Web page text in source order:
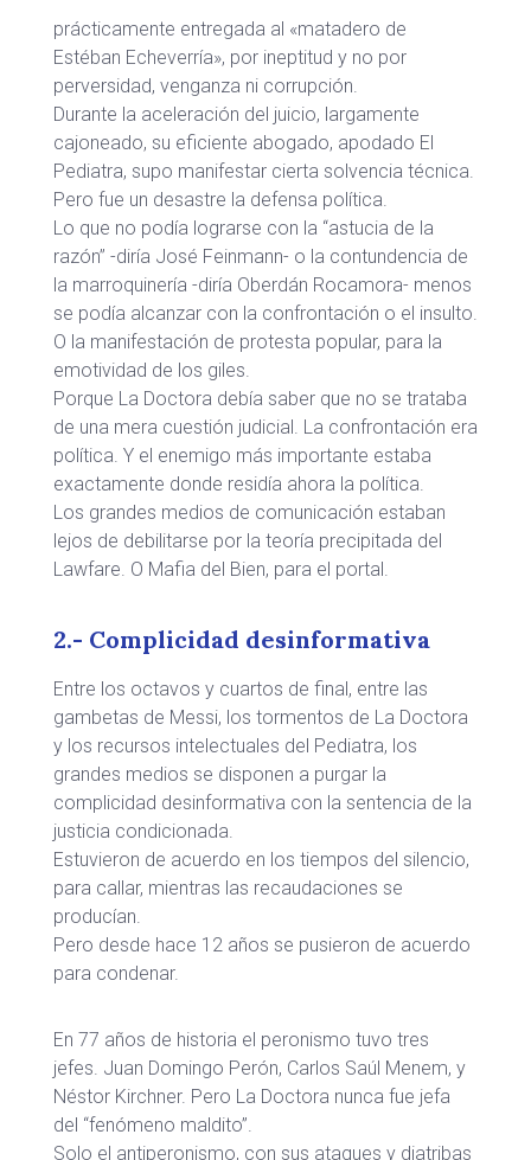
prácticamente entregada al «matadero de
Estéban Echeverría», por ineptitud y no por
perversidad, venganza ni corrupción.
Durante la aceleración del juicio, largamente
cajoneado, su eficiente abogado, apodado El
Pediatra, supo manifestar cierta solvencia técnica.
Pero fue un desastre la defensa política.
Lo que no podía lograrse con la “astucia de la
razón” -diría José Feinmann- o la contundencia de
la marroquinería -diría Oberdán Rocamora- menos
se podía alcanzar con la confrontación o el insulto.
O la manifestación de protesta popular, para la
emotividad de los giles.
Porque La Doctora debía saber que no se trataba
de una mera cuestión judicial. La confrontación era
política. Y el enemigo más importante estaba
exactamente donde residía ahora la política.
Los grandes medios de comunicación estaban
lejos de debilitarse por la teoría precipitada del
Lawfare. O Mafia del Bien, para el portal.
2.- Complicidad desinformativa
Entre los octavos y cuartos de final, entre las
gambetas de Messi, los tormentos de La Doctora
y los recursos intelectuales del Pediatra, los
grandes medios se disponen a purgar la
complicidad desinformativa con la sentencia de la
justicia condicionada.
Estuvieron de acuerdo en los tiempos del silencio,
para callar, mientras las recaudaciones se
producían.
Pero desde hace 12 años se pusieron de acuerdo
para condenar.
En 77 años de historia el peronismo tuvo tres
jefes. Juan Domingo Perón, Carlos Saúl Menem, y
Néstor Kirchner. Pero La Doctora nunca fue jefa
del “fenómeno maldito”.
Solo el antiperonismo, con sus ataques y diatribas